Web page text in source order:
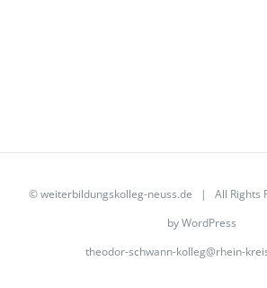
©weiterbildungskolleg-neuss.de | All Rights
byWordPress
theodor-schwann-kolleg@rhein-